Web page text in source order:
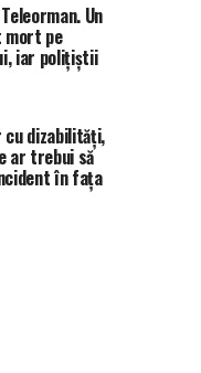
Un
pe
iar polițiștii
cu dizabilități,
ar trebui să
în fața